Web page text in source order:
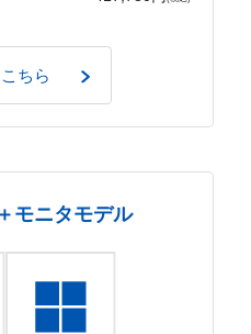
ちら
モニタモデル